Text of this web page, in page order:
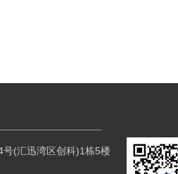
(汇迅湾区创科)1栋5楼